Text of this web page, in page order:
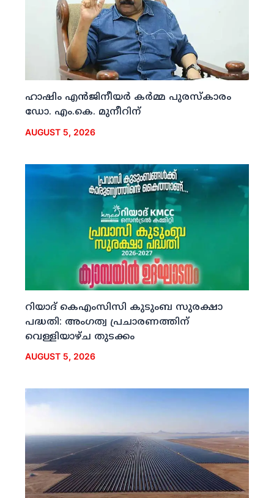
ഹാഷിം എന്‍ജിനീയര്‍ കര്‍മ്മ പുരസ്‌കാരം
ഡോ. എം.കെ. മുനീറിന്
AUGUST 5, 2026
റിയാദ് കെഎംസിസി കുടുംബ സുരക്ഷാ
പദ്ധതി: അംഗത്വ പ്രചാരണത്തിന്
വെള്ളിയാഴ്ച തുടക്കം
AUGUST 5, 2026